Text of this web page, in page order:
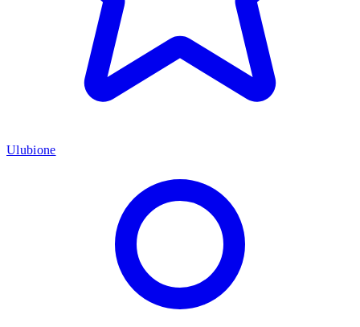
Ulubione